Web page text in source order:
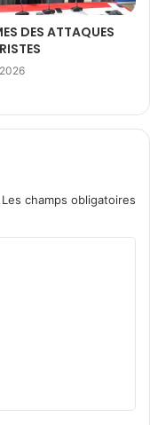
DES ATTAQUES
Les champs obligatoires